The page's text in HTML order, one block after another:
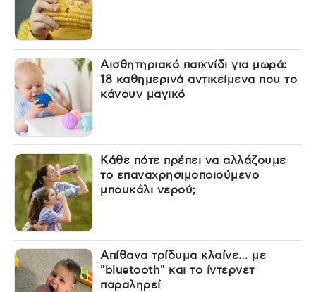
Αισθητηριακό παιχνίδι για μωρά:
18 καθημερινά αντικείμενα που το
κάνουν μαγικό
Κάθε πότε πρέπει να αλλάζουμε
το επαναχρησιμοποιούμενο
μπουκάλι νερού;
Απίθανα τρίδυμα κλαίνε… με
"bluetooth" και το ίντερνετ
παραληρεί